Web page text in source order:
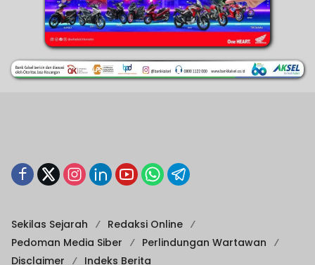
Sekilas Sejarah
Redaksi Online
Pedoman Media Siber
Perlindungan Wartawan
Disclaimer
Indeks Berita